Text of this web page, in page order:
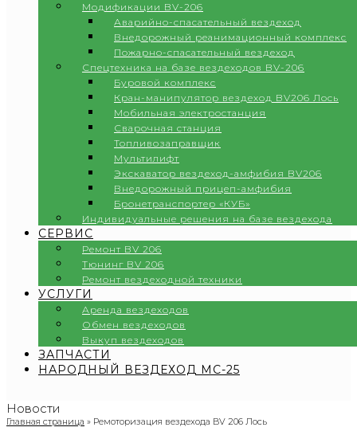
Модификации BV-206
Аварийно-спасательный вездеход
Внедорожный реанимационный комплекс
Пожарно-спасательный вездеход
Спецтехника на базе вездеходов BV-206
Буровой комплекс
Кран-манипулятор вездеход BV206 Лось
Мобильная электростанция
Сварочная станция
Топливозаправщик
Мультилифт
Экскаватор вездеход-амфибия BV206
Внедорожный прицеп-амфибия
Бронетранспортер «КУБ»
Индивидуальные решения на базе вездехода
СЕРВИС
Ремонт BV 206
Тюнинг BV 206
Ремонт вездеходной техники
УСЛУГИ
Аренда вездеходов
Обмен вездеходов
Выкуп вездеходов
ЗАПЧАСТИ
НАРОДНЫЙ ВЕЗДЕХОД МС-25
Mobile
Menu
Новости
Главная страница » Ремоторизация вездехода BV 206 Лось